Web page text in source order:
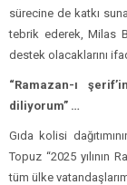
sürecine de katkı
tebrik ederek, Milas
destek olacaklarını
“Ramazan-ı
diliyorum” …
Gıda kolisi
Topuz “2025 yılının
tüm ülke